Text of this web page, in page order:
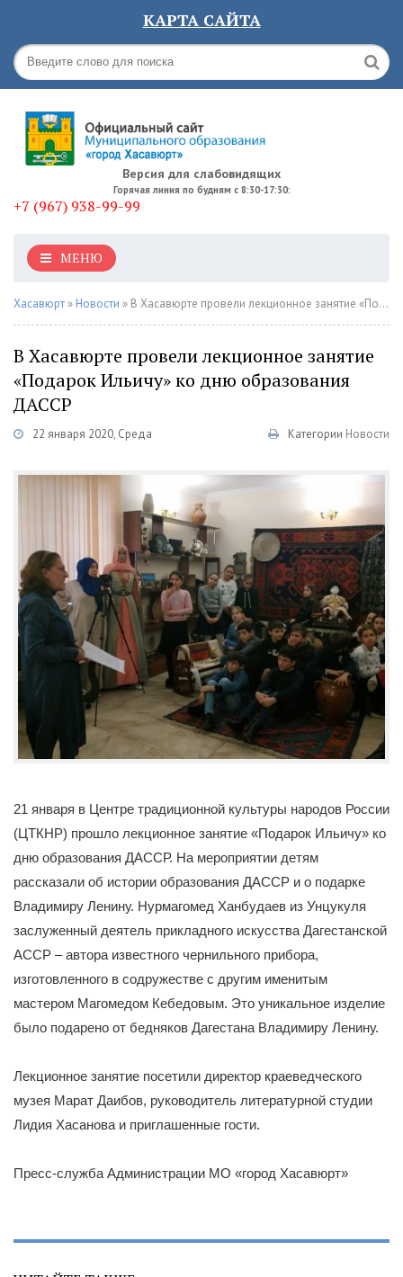
КАРТА САЙТА
Версия для слабовидящих
Горячая линия по будням с 8:30-17:30:
+7 (967) 938-99-99
МЕНЮ
Хасавюрт » Новости » В Хасавюрте провели лекционное занятие «Подарок Ильичу» ко дню образования ДАССР
В Хасавюрте провели лекционное занятие
«Подарок Ильичу» ко дню образования
ДАССР
22 января 2020, Среда Категории Новости
21 января в Центре традиционной культуры народов России
(ЦТКНР) прошло лекционное занятие «Подарок Ильичу» ко
дню образования ДАССР. На мероприятии детям
рассказали об истории образования ДАССР и о подарке
Владимиру Ленину. Нурмагомед Ханбудаев из Унцукуля
заслуженный деятель прикладного искусства Дагестанской
АССР – автора известного чернильного прибора,
изготовленного в содружестве с другим именитым
мастером Магомедом Кебедовым. Это уникальное изделие
было подарено от бедняков Дагестана Владимиру Ленину.
Лекционное занятие посетили директор краеведческого
музея Марат Даибов, руководитель литературной студии
Лидия Хасанова и приглашенные гости.
Пресс-служба Администрации МО «город Хасавюрт»